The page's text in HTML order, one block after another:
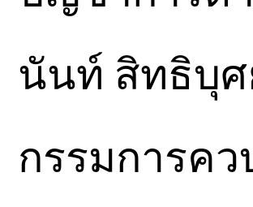
นันท์ สิทธิบุศ
กรรมการค